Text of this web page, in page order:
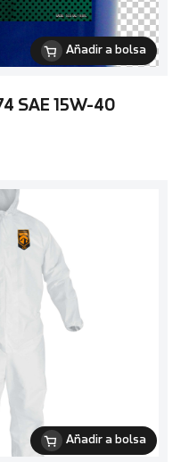
Añadir a bolsa
SAE 15W-40
Añadir a bolsa